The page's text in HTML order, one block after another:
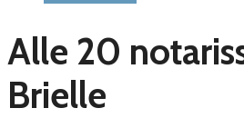
Alle 20
Brielle